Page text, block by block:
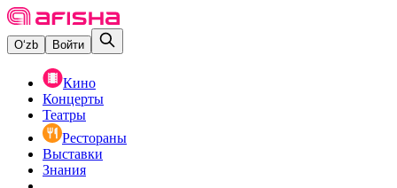
O‘zb Войти
Кино
Концерты
Театры
Рестораны
Выставки
Знания